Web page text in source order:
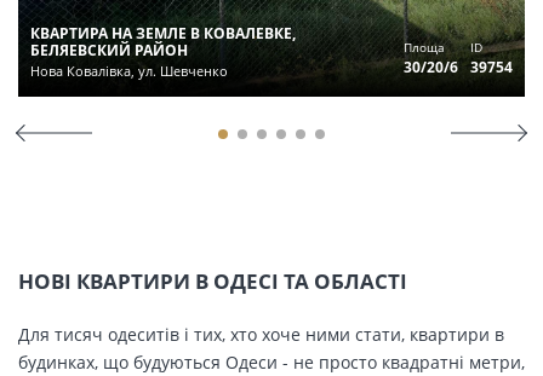
КВАРТИРА НА ЗЕМЛЕ В КОВАЛЕВКЕ,
БЕЛЯЕВСКИЙ РАЙОН
Нова Ковалівка, ул. Шевченко
Площа
30/20/6
ID
39754
НОВІ КВАРТИРИ В ОДЕСІ ТА ОБЛАСТІ
Для тисяч одеситів і тих, хто хоче ними стати, квартири в
будинках, що будуються Одеси - не просто квадратні метри,